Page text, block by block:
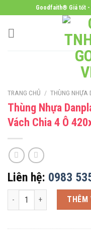
to
content
Goodfaith® Giá tốt -
TRANG CHỦ / THÙNG NHỰA
Thùng Nhựa
Vách Chia 4 Ô
Liên hệ: 0983
Thùng Nhựa Danpla Màu
THÊM